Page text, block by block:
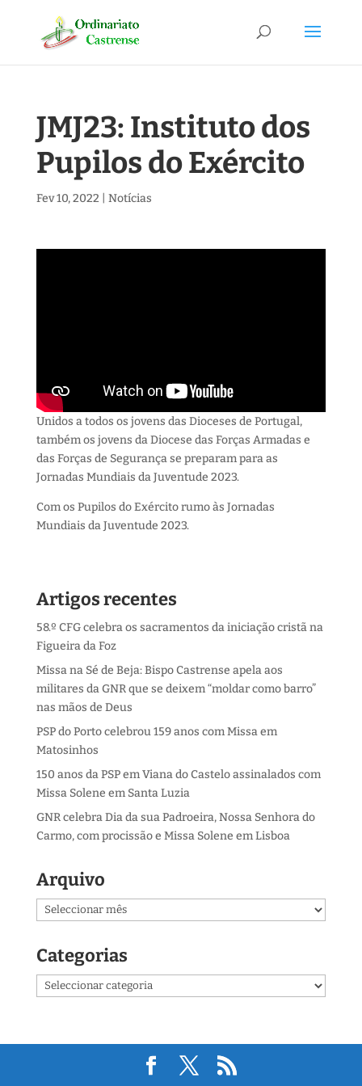
JMJ23: Instituto dos
Pupilos do Exército
Fev 10, 2022 Notícias
Unidos a todos os jovens das Dioceses de Portugal,
também os jovens da Diocese das Forças Armadas e
das Forças de Segurança se preparam para as
Jornadas Mundiais da Juventude 2023.
Com os Pupilos do Exército rumo às Jornadas
Mundiais da Juventude 2023.
Artigos recentes
58.º CFG celebra os sacramentos da iniciação cristã na
Figueira da Foz
Missa na Sé de Beja: Bispo Castrense apela aos
militares da GNR que se deixem “moldar como barro”
nas mãos de Deus
PSP do Porto celebrou 159 anos com Missa em
Matosinhos
150 anos da PSP em Viana do Castelo assinalados com
Missa Solene em Santa Luzia
GNR celebra Dia da sua Padroeira, Nossa Senhora do
Carmo, com procissão e Missa Solene em Lisboa
Arquivo
Arquivo
Categorias
Categorias